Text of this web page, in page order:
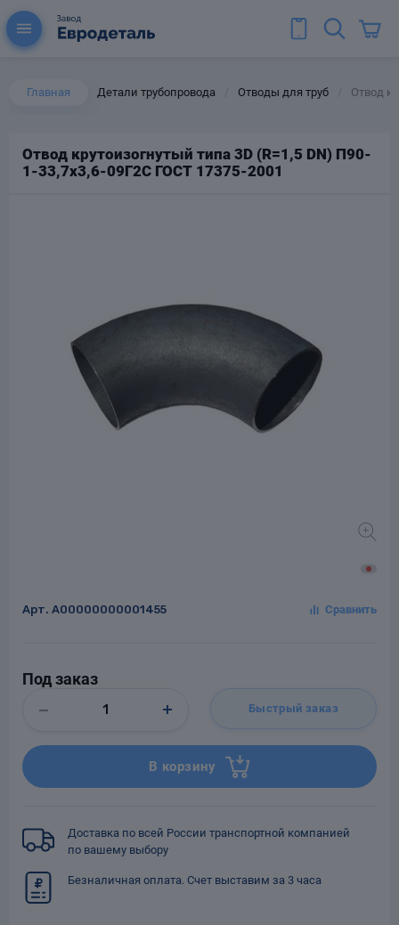
Главная Детали трубопровода Отводы для труб Отвод
Отвод крутоизогнутый типа 3D (R=1,5 DN) П90-
1-33,7х3,6-09Г2С ГОСТ 17375-2001
Арт. A00000000001455
Под заказ
Быстрый заказ
В корзину
Доставка по всей России транспортной компанией
по вашему выбору
Безналичная оплата. Счет выставим за 3 часа
для труб
стальные
Фильтры для